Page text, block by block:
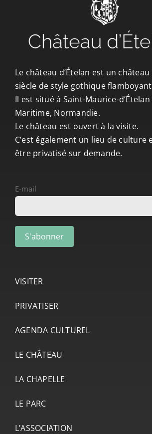
Le château d’Ételan est un château
siècle de style gothique
Il est situé à Saint-Maurice-
Maritime, Normandie.
Le château est ouvert à la visite.
C’est également un lieu de culture
être privatisé sur demande.
E-mail
VISITER
PRIVATISER
AGENDA CULTUREL
LE CHÂTEAU
LA CHAPELLE
LE PARC
L’ASSOCIATION